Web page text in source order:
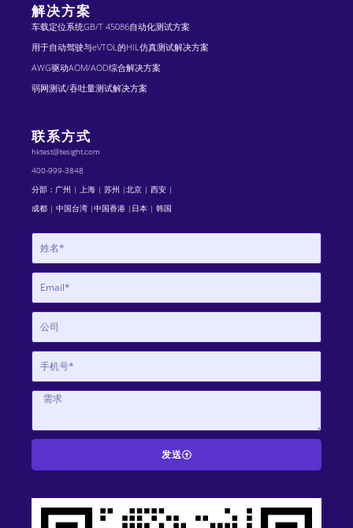
解决方案
车载定位系统GB/T 45086自动化测试方案
用于自动驾驶与eVTOL的HIL仿真测试解决方案
AWG驱动AOM/AOD综合解决方案
弱网测试/吞吐量测试解决方案
联系方式
hktest@tesight.com
400-999-3848
分部：广州 | 上海 | 苏州 |北京 | 西安 |
成都 | 中国台湾 |中国香港 |日本 | 韩国
发送